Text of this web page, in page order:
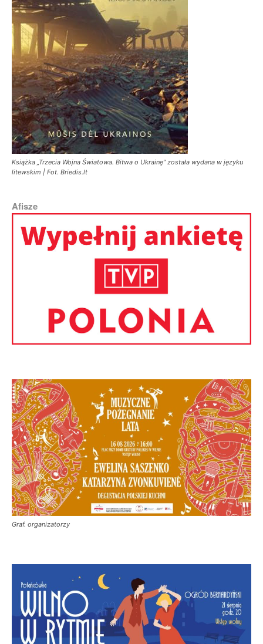
Książka „Trzecia Wojna Światowa. Bitwa o Ukrainę” została wydana w języku
litewskim | Fot. Briedis.lt
Afisze
Graf. organizatorzy